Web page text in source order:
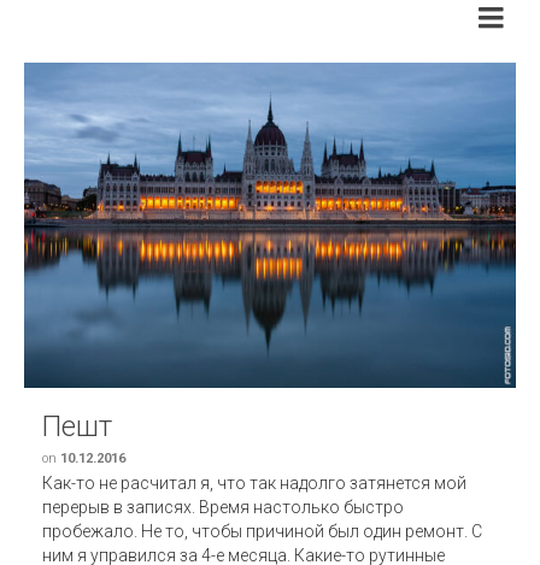
Пешт
on 10.12.2016
Как-то не расчитал я, что так надолго затянется мой
перерыв в записях. Время настолько быстро
пробежало. Не то, чтобы причиной был один ремонт. С
ним я управился за 4-е месяца. Какие-то рутинные